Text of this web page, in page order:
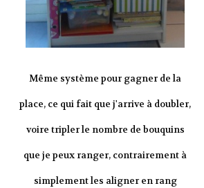
Même système pour gagner de la
place, ce qui fait que j'arrive à doubler,
voire tripler le nombre de bouquins
que je peux ranger, contrairement à
simplement les aligner en rang